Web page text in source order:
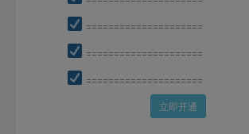
=====================
=====================
=====================
立即开通